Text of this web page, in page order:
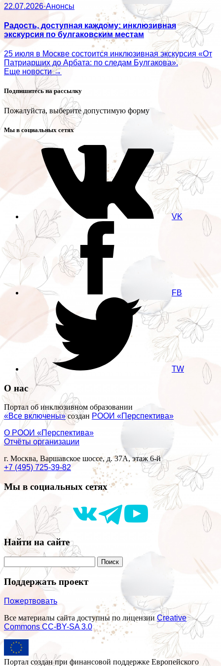
22.07.2026·Анонсы
Радость, доступная каждому: инклюзивная
экскурсия по булгаковским местам
25 июля в Москве состоится инклюзивная экскурсия «От
Патриарших до Арбата: по следам Булгакова».
Еще новости →
Подпишитесь на рассылку
Пожалуйста, выберите допустимую форму
Мы в социальных сетях
VK
FB
TW
О нас
Портал об инклюзивном образовании
«Все включены»создан РООИ «Перспектива»
О РООИ «Перспектива»
Отчёты организации
г. Москва, Варшавское шоссе, д. 37А, этаж 6-й
+7 (495) 725-39-82
Мы в социальных сетях
Найти на сайте
Поддержать проект
Пожертвовать
Все материалы сайта доступны по лицензииCreative
Commons СС-BY-SA 3.0
Портал создан при финансовой поддержке Европейского